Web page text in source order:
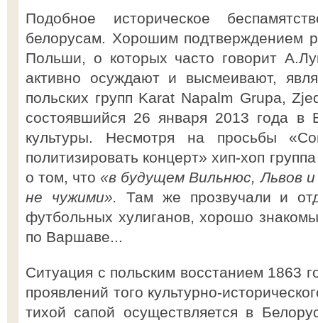
Подобное историческое
белорусам. Хорошим подтверждением
Польши, о которых часто говорит
активно осуждают и высмеивают,
польских групп Karat Napalm Grupa,
состоявшийся 26 января 2013 года в
культуры. Несмотря на просьбы
политизировать концерт» хип-хоп
о том, что«в будущем Вильнюс, Львов
не чужими». Там же прозвучали и
футбольных хулиганов, хорошо
по Варшаве...
Ситуация с польским восстанием 1863
проявлений того культурно-
тихой сапой осуществляется в